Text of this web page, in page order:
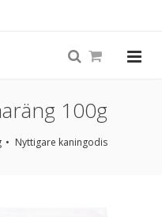
100g
Nyttigare kaningodis